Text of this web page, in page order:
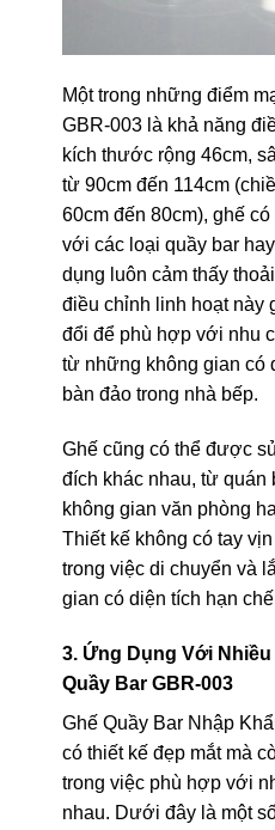
Một trong những điểm
GBR-003 là khả năng
kích thước rộng 46cm,
từ 90cm đến 114cm
60cm đến 80cm), ghế
với các loại quầy bar
dụng luôn cảm thấy
điều chỉnh linh hoạt này
đổi để phù hợp với nhu
từ những không gian có
bàn đảo trong nhà bếp.
Ghế cũng có thể được
đích khác nhau, từ quán
không gian văn phòng
Thiết kế không có tay
trong việc di chuyển và
gian có diện tích hạn
3. Ứng Dụng Với
Quầy Bar GBR-003
Ghế Quầy Bar Nhập
có thiết kế đẹp mắt mà
trong việc phù hợp với
nhau. Dưới đây là một